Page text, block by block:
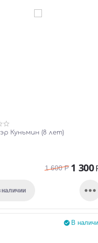
Куньмин (8 лет)
1 600 Р 1 300
наличии 
В
